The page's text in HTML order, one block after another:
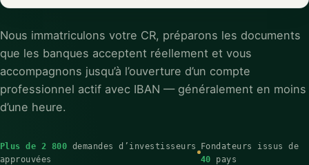
Nous immatriculons votre CR, préparons les documents
que les banques acceptent réellement et vous
accompagnons jusqu’à l’ouverture d’un compte
professionnel actif avec IBAN — généralement en moins
d’une heure.
Plus de 2 800 demandes d’investisseurs
approuvées
Fondateurs issus de
40 pays